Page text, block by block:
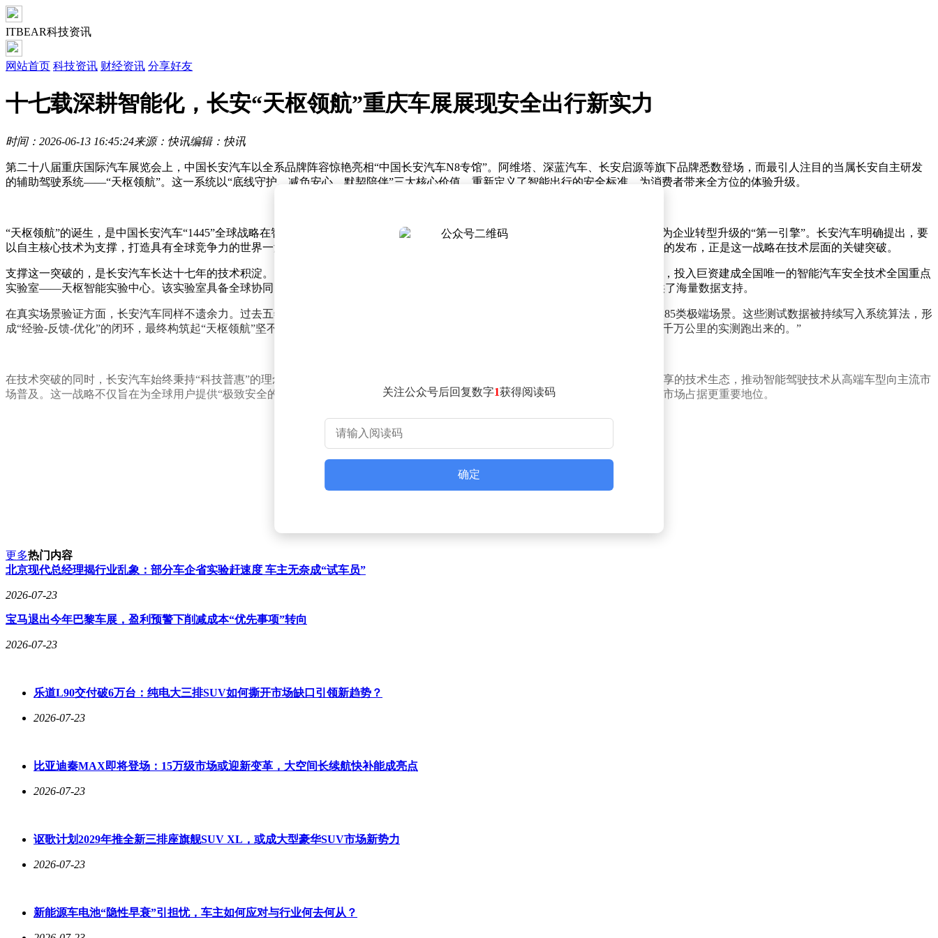
ITBEAR科技资讯
网站首页 科技资讯 财经资讯 分享好友
十七载深耕智能化，长安“天枢领航”重庆车展展现安全出行新实力
时间：2026-06-13 16:45:24来源：快讯编辑：快讯
第二十八届重庆国际汽车展览会上，中国长安汽车以全系品牌阵容惊艳亮相“中国长安汽车N8专馆”。阿维塔、深蓝汽车、长安启源等旗下品牌悉数登场，而最引人注目的当属长安自主研发
的辅助驾驶系统——“天枢领航”。这一系统以“底线守护、减负安心、默契陪伴”三大核心价值，重新定义了智能出行的安全标准，为消费者带来全方位的体验升级。
“天枢领航”的诞生，是中国长安汽车“1445”全球战略在智能化领域的重要落地。作为该战略四大关键转型的核心方向之一，智能化被视为企业转型升级的“第一引擎”。长安汽车明确提出，要
以自主核心技术为支撑，打造具有全球竞争力的世界一流汽车集团，并立下2030年跻身全球车企TOP10的宏伟目标。此次辅助驾驶系统的发布，正是这一战略在技术层面的关键突破。
支撑这一突破的，是长安汽车长达十七年的技术积淀。自2009年组建智能化研发团队以来，长安始终聚焦智能汽车安全技术的“无人区”，投入巨资建成全国唯一的智能汽车安全技术全国重点
实验室——天枢智能实验中心。该实验室具备全球协同、7×24小时不间断测试能力，虚拟仿真场景库规模超过40万个，为系统研发提供了海量数据支持。
在真实场景验证方面，长安汽车同样不遗余力。过去五年间，2000余名工程师在路况复杂的重庆开展了超500万公里的道路实测，覆盖185类极端场景。这些测试数据被持续写入系统算法，形
成“经验-反馈-优化”的闭环，最终构筑起“天枢领航”坚不可摧的安全防线。正如长安工程师所言：“安全不是实验室里的理论值，而是用千万公里的实测跑出来的。”
在技术突破的同时，长安汽车始终秉持“科技普惠”的理念。企业负责人表示，未来将继续深化与全球顶尖伙伴的战略合作，通过开放共享的技术生态，推动智能驾驶技术从高端车型向主流市
场普及。这一战略不仅旨在为全球用户提供“极致安全的智能出行解决方案”，更希望以中国方案、中国智慧，助力中国汽车品牌在全球市场占据更重要地位。
关注公众号后回复数字1获得阅读码
确定
更多热门内容
北京现代总经理揭行业乱象：部分车企省实验赶速度 车主无奈成“试车员”
2026-07-23
宝马退出今年巴黎车展，盈利预警下削减成本“优先事项”转向
2026-07-23
乐道L90交付破6万台：纯电大三排SUV如何撕开市场缺口引领新趋势？
2026-07-23
比亚迪秦MAX即将登场：15万级市场或迎新变革，大空间长续航快补能成亮点
2026-07-23
讴歌计划2029年推全新三排座旗舰SUV XL，或成大型豪华SUV市场新势力
2026-07-23
新能源车电池“隐性早衰”引担忧，车主如何应对与行业何去何从？